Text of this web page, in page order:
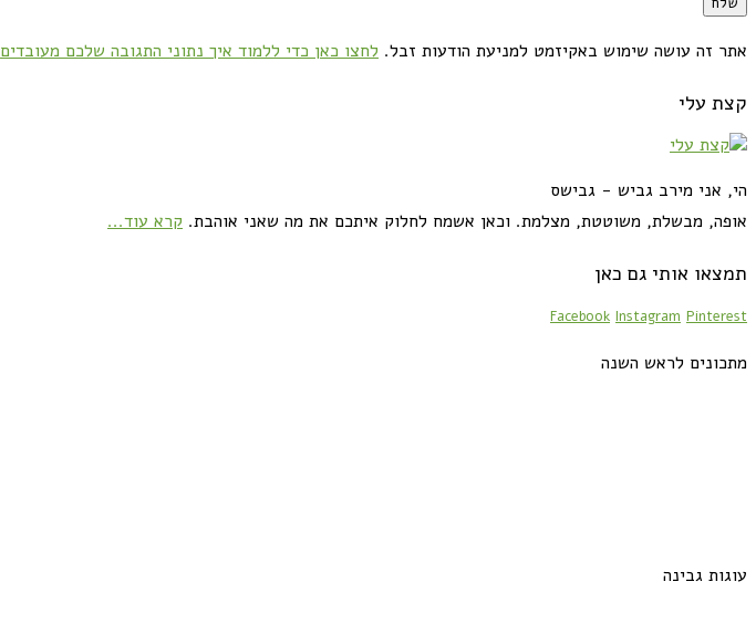
אתר זה עושה שימוש באקיזמט למניעת הודעות זבל. לחצו כאן כדי ללמוד איך נתוני התגובה שלכם מעובדים
קצת עלי
הי, אני מירב גביש - גבישס
אופה, מבשלת, משוטטת, מצלמת. וכאן אשמח לחלוק איתכם את מה שאני אוהבת. קרא עוד...
תמצאו אותי גם כאן
Facebook Instagram Pinterest
מתכונים לראש השנה
עוגות גבינה